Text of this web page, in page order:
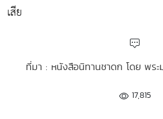
เสีย
ที่มา : หนังสือนิทานชาดก โดย พร
17,815